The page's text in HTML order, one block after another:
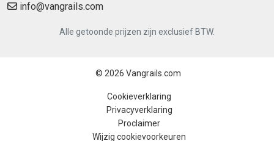
info@vangrails.com
Alle getoonde prijzen zijn exclusief BTW.
© 2026 Vangrails.com
Cookieverklaring
Privacyverklaring
Proclaimer
Wijzig cookievoorkeuren